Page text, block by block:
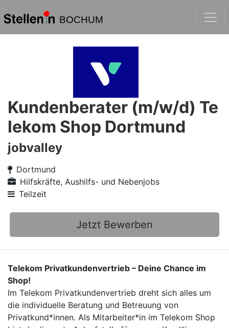
BOCHUM
Kundenberater (m/w/d) Te
lekom Shop Dortmund
jobvalley
Dortmund
Hilfskräfte, Aushilfs- und Nebenjobs
Teilzeit
Jetzt Bewerben
Telekom Privatkundenvertrieb – Deine Chance im
Shop!
Im Telekom Privatkundenvertrieb dreht sich alles um
die individuelle Beratung und Betreuung von
Privatkund*innen. Als Mitarbeiter*in im Telekom Shop